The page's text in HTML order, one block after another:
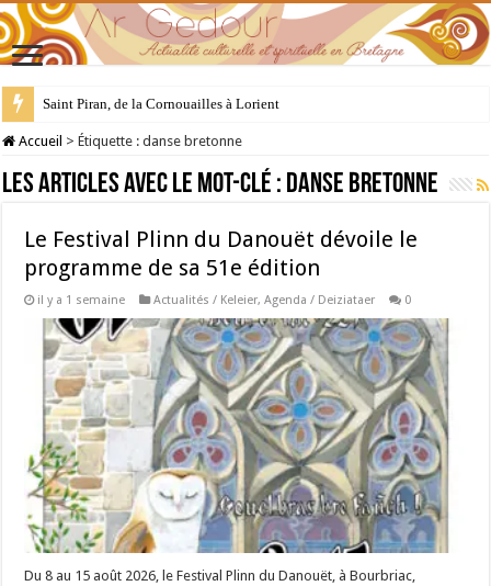
Saint Piran, de la Cornouailles à Lorient
28 juillet : Saint Samson de Dol, père de la Bretagne chrétienne
Accueil > Étiquette :danse bretonne
Les articles avec le mot-clé : danse bretonne
Le Festival Plinn du Danouët dévoile le
programme de sa 51e édition
il y a 1 semaine Actualités / Keleier,Agenda / Deiziataer 0
Du 8 au 15 août 2026, le Festival Plinn du Danouët, à Bourbriac,